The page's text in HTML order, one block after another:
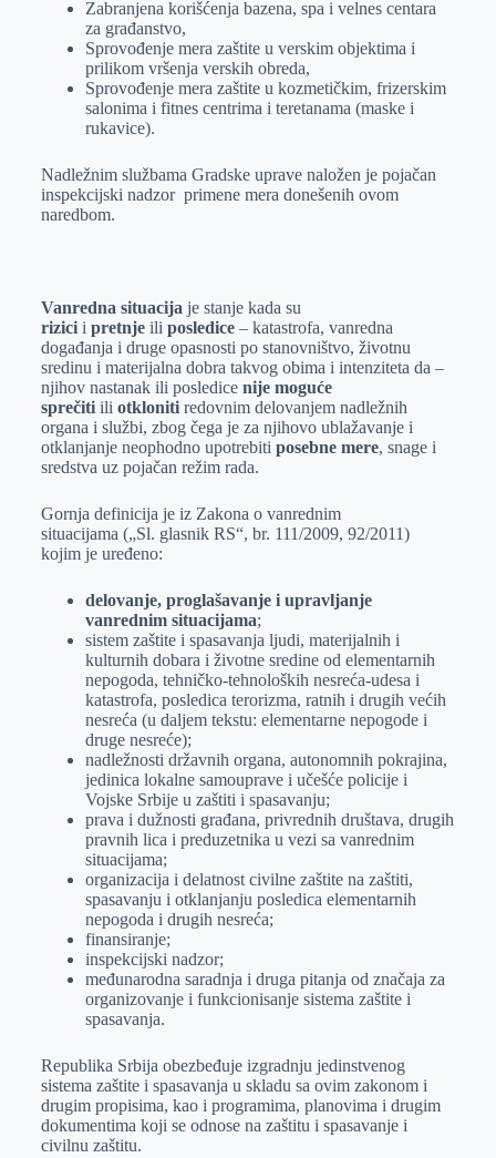
Zabranjena korišćenja bazena, spa i velnes centara
za građanstvo,
Sprovođenje mera zaštite u verskim objektima i
prilikom vršenja verskih obreda,
Sprovođenje mera zaštite u kozmetičkim, frizerskim
salonima i fitnes centrima i teretanama (maske i
rukavice).
Nadležnim službama Gradske uprave naložen je pojačan
inspekcijski nadzor primene mera donešenih ovom
naredbom.
Vanredna situacija je stanje kada su
rizicii pretnjeili posledice– katastrofa, vanredna
događanja i druge opasnosti po stanovništvo, životnu
sredinu i materijalna dobra takvog obima i intenziteta da –
njihov nastanak ili posledice nije moguće
sprečitiili otklonitiredovnim delovanjem nadležnih
organa i službi, zbog čega je za njihovo ublažavanje i
otklanjanje neophodno upotrebiti posebne mere, snage i
sredstva uz pojačan režim rada.
Gornja definicija je iz Zakona o vanrednim
situacijama („Sl. glasnik RS“, br. 111/2009, 92/2011)
kojim je uređeno:
delovanje, proglašavanje i upravljanje
vanrednim situacijama;
sistem zaštite i spasavanja ljudi, materijalnih i
kulturnih dobara i životne sredine od elementarnih
nepogoda, tehničko-tehnoloških nesreća-udesa i
katastrofa, posledica terorizma, ratnih i drugih većih
nesreća (u daljem tekstu: elementarne nepogode i
druge nesreće);
nadležnosti državnih organa, autonomnih pokrajina,
jedinica lokalne samouprave i učešće policije i
Vojske Srbije u zaštiti i spasavanju;
prava i dužnosti građana, privrednih društava, drugih
pravnih lica i preduzetnika u vezi sa vanrednim
situacijama;
organizacija i delatnost civilne zaštite na zaštiti,
spasavanju i otklanjanju posledica elementarnih
nepogoda i drugih nesreća;
finansiranje;
inspekcijski nadzor;
međunarodna saradnja i druga pitanja od značaja za
organizovanje i funkcionisanje sistema zaštite i
spasavanja.
Republika Srbija obezbeđuje izgradnju jedinstvenog
sistema zaštite i spasavanja u skladu sa ovim zakonom i
drugim propisima, kao i programima, planovima i drugim
dokumentima koji se odnose na zaštitu i spasavanje i
civilnu zaštitu.